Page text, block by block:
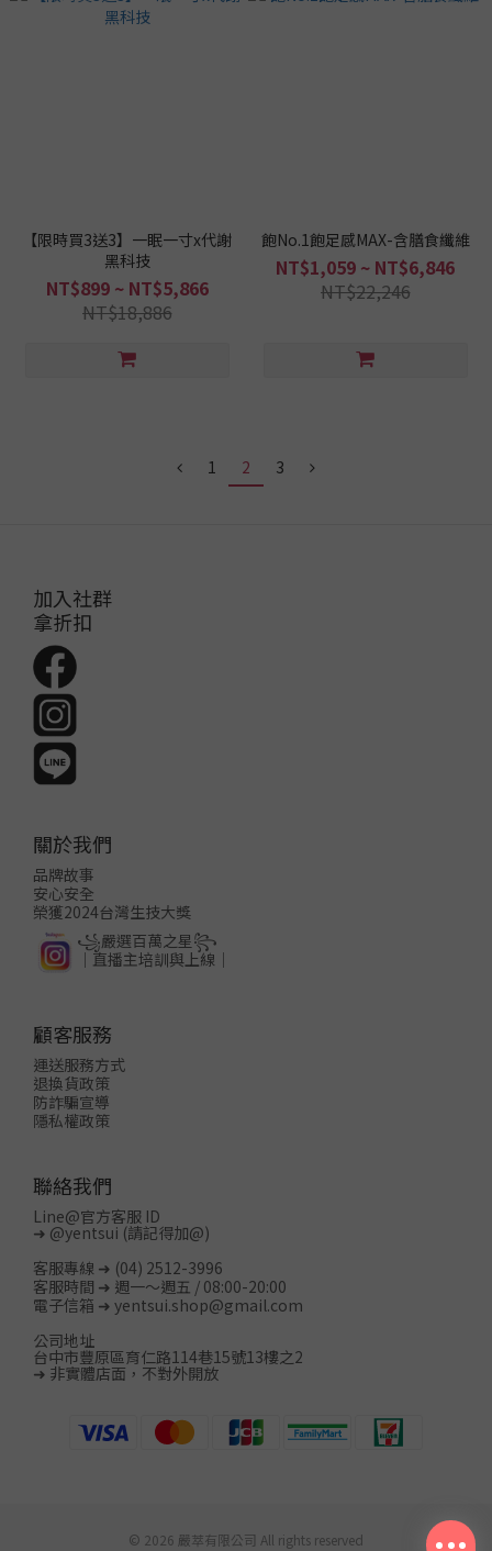
【限時買3送3】一眠一寸x代謝
黑科技
NT$899 ~ NT$5,866
NT$18,886
飽No.1飽足感MAX-含膳食纖維
NT$1,059 ~ NT$6,846
NT$22,246
1 2 3
加入社群
拿折扣
關於我們
品牌故事
安心安全
榮獲2024台灣生技大獎
꧁嚴選百萬之星꧂
│直播主培訓與上線│
顧客服務
運送服務方式
退換貨政策
防詐騙宣導
隱私權政策
聯絡我們
Line@官方客服 ID
➜ @yentsui (請記得加@)
客服專線 ➜ (04) 2512-3996
客服時間 ➜ 週一～週五 / 08:00-20:00
電子信箱 ➜ yentsui.shop@gmail.com
公司地址
台中市豐原區育仁路114巷15號13樓之2
➜ 非實體店面，不對外開放
© 2026 嚴萃有限公司 All rights reserved